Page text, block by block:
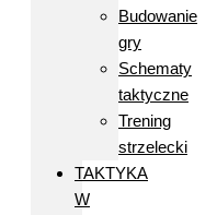
Budowanie
gry
Schematy
taktyczne
Trening
strzelecki
TAKTYKA
W